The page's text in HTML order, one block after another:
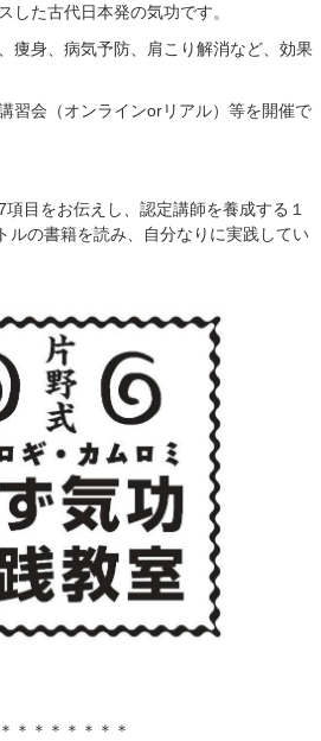
した古代日本発の気功です。
痩身、病気予防、肩こり解消など、効果
習会（オンラインorリアル）等を開催で
目をお伝えし、認定講師を養成する１
ルの書籍を読み、自分なりに実践してい
＊＊＊＊＊＊＊